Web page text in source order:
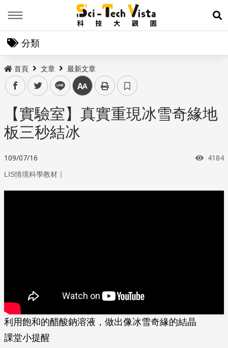
展
分類
首頁 文章 最新文章
facebooktwitter line 中
【實驗室】真實重現冰雪奇緣地
板三秒結冰
109/07/16 瀏覽
4184
LIS情境科學教材 ｜
利用飽和的醋酸鈉溶液，做出像冰雪奇緣的結晶
課堂小提醒